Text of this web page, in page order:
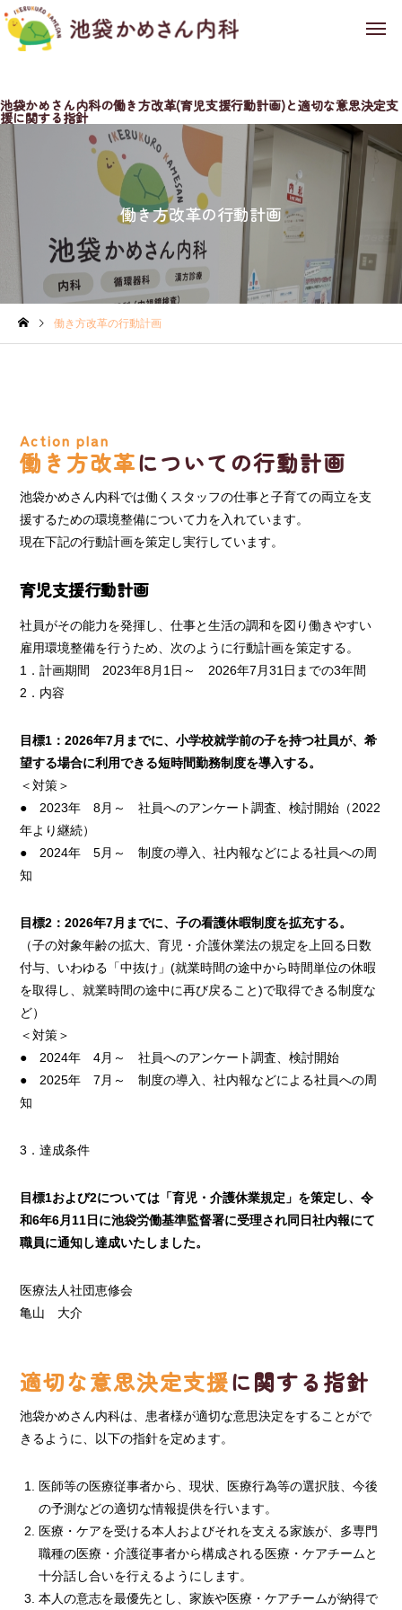
池袋かめさん内科の働き方改革(育児支援行動計画)と適切な意思決定支
援に関する指針
働き方改革の行動計画
働き方改革の行動計画
Action plan
働き方改革についての行動計画
池袋かめさん内科では働くスタッフの仕事と子育ての両立を支
援するための環境整備について力を入れています。
現在下記の行動計画を策定し実行しています。
育児支援行動計画
社員がその能力を発揮し、仕事と生活の調和を図り働きやすい
雇用環境整備を行うため、次のように行動計画を策定する。
1．計画期間 2023年8月1日～ 2026年7月31日までの3年間
2．内容
目標1：2026年7月までに、小学校就学前の子を持つ社員が、希
望する場合に利用できる短時間勤務制度を導入する。
＜対策＞
● 2023年 8月～ 社員へのアンケート調査、検討開始（2022
年より継続）
● 2024年 5月～ 制度の導入、社内報などによる社員への周
知
目標2：2026年7月までに、子の看護休暇制度を拡充する。
（子の対象年齢の拡大、育児・介護休業法の規定を上回る日数
付与、いわゆる「中抜け」(就業時間の途中から時間単位の休暇
を取得し、就業時間の途中に再び戻ること)で取得できる制度な
ど）
＜対策＞
● 2024年 4月～ 社員へのアンケート調査、検討開始
● 2025年 7月～ 制度の導入、社内報などによる社員への周
知
3．達成条件
目標1および2については「育児・介護休業規定」を策定し、令
和6年6月11日に池袋労働基準監督署に受理され同日社内報にて
職員に通知し達成いたしました。
医療法人社団恵修会
亀山 大介
適切な意思決定支援に関する指針
池袋かめさん内科は、患者様が適切な意思決定をすることがで
きるように、以下の指針を定めます。
医師等の医療従事者から、現状、医療行為等の選択肢、今後
の予測などの適切な情報提供を行います。
医療・ケアを受ける本人およびそれを支える家族が、多専門
職種の医療・介護従事者から構成される医療・ケアチームと
十分話し合いを行えるようにします。
本人の意志を最優先とし、家族や医療・ケアチームが納得で